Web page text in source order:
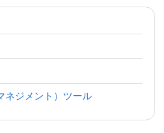
ネジメント）ツール